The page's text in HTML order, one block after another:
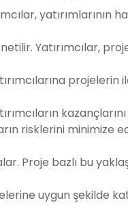
yatırımlarının
Yatırımcılar,
projelerin
risklerini minimize
Proje bazlı bu
uygun şekilde